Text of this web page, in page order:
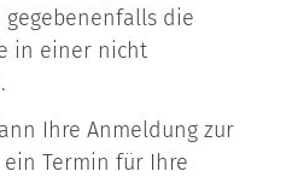
gegebenenfalls die
in einer nicht
Ihre Anmeldung zur
ein Termin für Ihre